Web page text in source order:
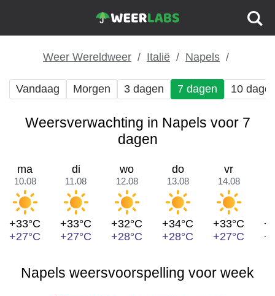
Weer Wereldweer Italië Napels
Vandaag Morgen 3 dagen 7 dagen 10
Weersverwachting in Napels voor 7
dagen
ma
10.08
+33°C
+27°C
di
11.08
+33°C
+27°C
wo
12.08
+32°C
+28°C
do
13.08
+34°C
+28°C
vr
14.08
+33°C
+27°C
Napels weersvoorspelling voor week